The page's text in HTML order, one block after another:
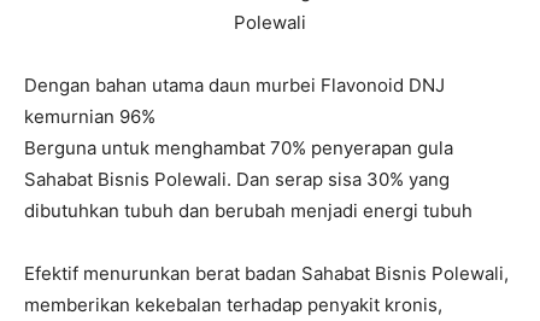
Dengan bahan utama daun murbei Flavonoid DNJ
kemurnian 96%
Berguna untuk menghambat 70% penyerapan gula
Sahabat Bisnis Polewali. Dan serap sisa 30% yang
dibutuhkan tubuh dan berubah menjadi energi tubuh
Efektif menurunkan berat badan Sahabat Bisnis Polewali,
memberikan kekebalan terhadap penyakit kronis,